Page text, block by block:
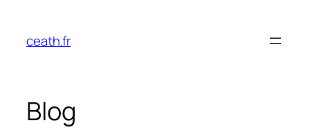
contenu
ceath.fr
Blog